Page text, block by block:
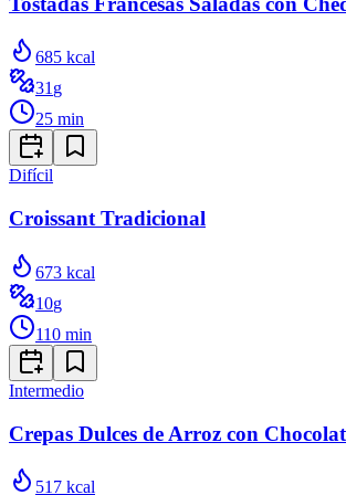
685 kcal
31g
25 min
Difícil
Croissant Tradicional
673 kcal
10g
110 min
Intermedio
Crepas Dulces de Arroz con
517 kcal